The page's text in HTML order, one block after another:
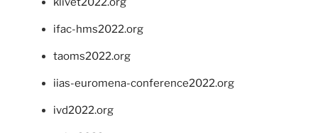
ifac-hms2022.org
taoms2022.org
iias-euromena-conference2022.org
ivd2022.org